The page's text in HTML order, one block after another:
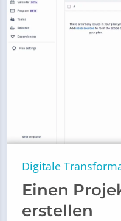
Digitale
Einen
erstellen